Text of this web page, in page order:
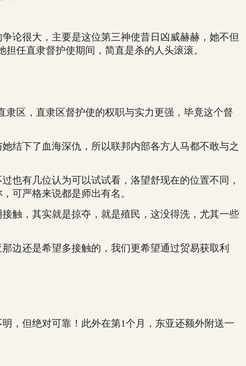
很大，主要是这位第三神使昔日凶威赫赫，她不但
任直隶督护使期间，简直是杀的人头滚滚。
区，直隶区督护使的权职与实力更强，毕竟这个督
下了血海深仇，所以联邦内部各方人马都不敢与之
有几位认为可以试试看，洛望舒现在的位置不同，
可严格来说都是师出有名。
，其实就是掠夺，就是殖民，这没得洗，尤其一些
还是希望多接触的，我们更希望通过贸易获取利
但绝对可靠！此外在第1个月，东亚还额外附送一